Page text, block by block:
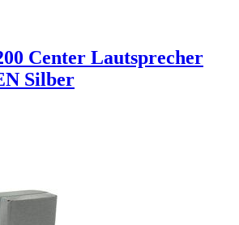
Center Lautsprecher
Silber